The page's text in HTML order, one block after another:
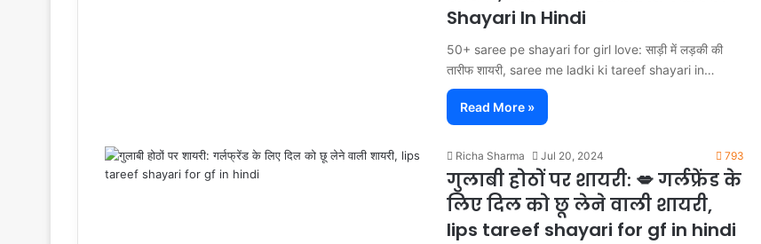
Shayari In Hindi
50+ saree pe shayari for girl love: साड़ी में लड़की की
तारीफ शायरी, saree me ladki ki tareef shayari in…
Read More »
Richa Sharma Jul 20, 2024 793
गुलाबी होठों पर शायरी: 💋 गर्लफ्रेंड के
लिए दिल को छू लेने वाली शायरी,
lips tareef shayari for gf in hindi